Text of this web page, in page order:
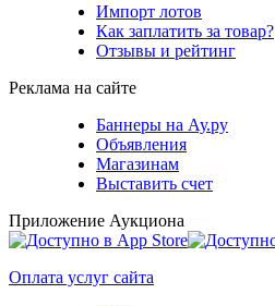
Импорт лотов
Как заплатить за товар?
Отзывы и рейтинг
Реклама на сайте
Баннеры на Ау.ру
Объявления
Магазинам
Выставить счет
Приложение Аукциона
Оплата услуг сайта